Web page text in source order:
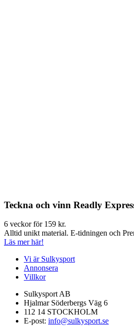
Teckna och vinn Readly
6 veckor för 159 kr.
Alltid unikt material. E-tidningen och
Läs mer här!
Vi är Sulkysport
Annonsera
Villkor
Sulkysport AB
Hjalmar Söderbergs Väg 6
112 14 STOCKHOLM
E-post: info@sulkysport.se